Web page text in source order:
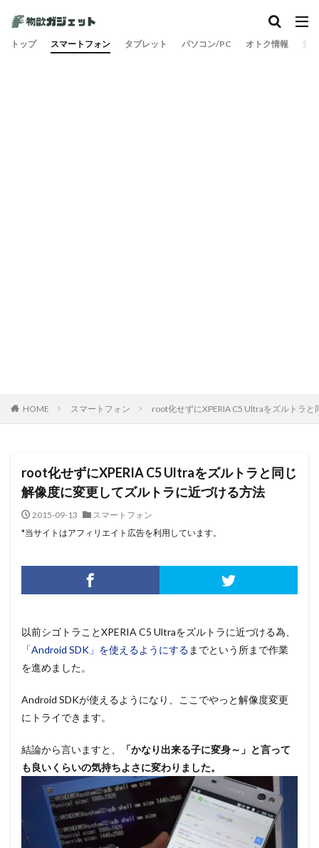
トップ スマートフォン タブレット パソコン/PC オトク情報 旅
HOME スマートフォン root化せずにXPERIA C5 Ultraをズルトラ
root化せずにXPERIA C5 Ultraをズルトラと同じ
解像度に変更してズルトラに近づける方法
2015-09-13
スマートフォン
*当サイトはアフィリエイト広告を利用しています。
以前シゴトラことXPERIA C5 Ultraをズルトラに近づける為、
「Android SDK」を使えるようにする までという所まで作業
を進めました。
Android SDKが使えるようになり、ここでやっと解像度変更
にトライできます。
結論から言いますと、
「かなり出来る子に変身～」と言って
も良いくらいの気持ちよさに変わりました。
カテゴリー